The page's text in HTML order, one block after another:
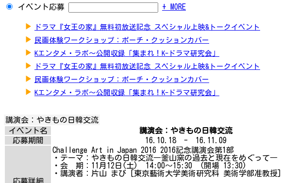
イベント応募 + MORE
▶ ドラマ『女王の家』無料初放送記念 スペシャル上映&トークイベント
▶ 民画体験ワークショップ：ポーチ・クッションカバー
▶ Kエンタメ・ラボ～公開収録「集まれ！K-ドラマ研究会」
▶ ドラマ『女王の家』無料初放送記念 スペシャル上映&トークイベント
▶ 民画体験ワークショップ：ポーチ・クッションカバー
▶ Kエンタメ・ラボ～公開収録「集まれ！K-ドラマ研究会」
講演会：やきもの日韓交流
イベント名
講演会：やきもの日韓交流
応募期間
16.10.18 - 16.11.09
応募詳細
Challenge Art in Japan 2016 2016記念講演会第1部
・テーマ：やきもの日韓交流―釜山窯の過去と現在をめぐって―
・会 期：11月12日(土) 14:00～15:30 (開場 13:30)
・講演者：片山 まび [東京藝術大学美術研究科 美術学部准教授]